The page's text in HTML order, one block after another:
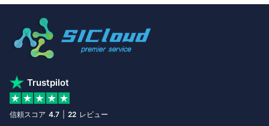
Trustpilot
信頼スコア 4.7 22 レビュー